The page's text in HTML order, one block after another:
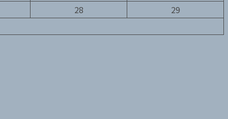
28
29